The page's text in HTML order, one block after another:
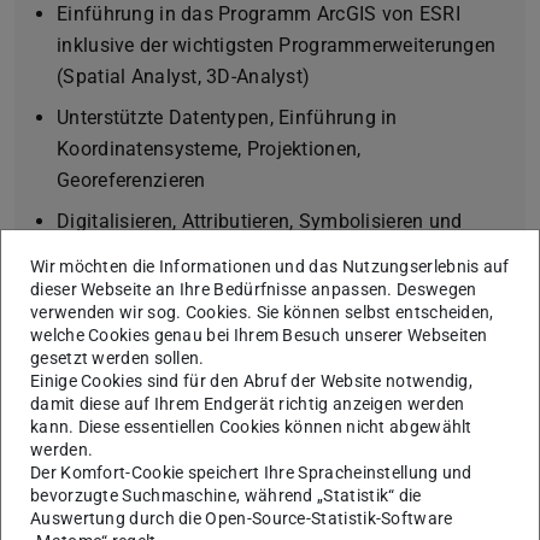
Einführung in das Programm ArcGIS von ESRI
inklusive der wichtigsten Programmerweiterungen
(Spatial Analyst, 3D-Analyst)
Unterstützte Datentypen, Einführung in
Koordinatensysteme, Projektionen,
Georeferenzieren
Digitalisieren, Attributieren, Symbolisieren und
Räumliches Verschneiden und Analysieren von
Geodaten. Bearbeitung einfacher angewandter
geologischer Fragestellungen
Erstellung aussagekräftiger Karten
Informationen aus dem
Wir möchten die Informationen und das Nutzungserlebnis auf
dieser Webseite an Ihre Bedürfnisse anpassen. Deswegen
verwenden wir sog. Cookies. Sie können selbst entscheiden,
welche Cookies genau bei Ihrem Besuch unserer Webseiten
gesetzt werden sollen.
Einige Cookies sind für den Abruf der Website notwendig,
damit diese auf Ihrem Endgerät richtig anzeigen werden
kann. Diese essentiellen Cookies können nicht abgewählt
werden.
Der Komfort-Cookie speichert Ihre Spracheinstellung und
bevorzugte Suchmaschine, während „Statistik“ die
Auswertung durch die Open-Source-Statistik-Software